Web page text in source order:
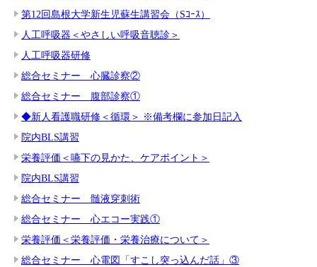
第12回島根大学新生児蘇生講習会（Sｺｰｽ）
人工呼吸器＜やさしい呼吸音聴診＞
人工呼吸器研修
総合セミナー 心臓診察②
総合セミナー 腹部診察①
◆新人看護職研修＜循環＞ ※備考欄に参加日記入
院内BLS講習
栄養評価＜嚥下の見かた、ケアポイント＞
院内BLS講習
総合セミナー 髄液穿刺術
総合セミナー 心エコー実践①
栄養評価＜栄養評価・栄養治療について＞
総合セミナー 心電図「すこし突っ込んだ話」③